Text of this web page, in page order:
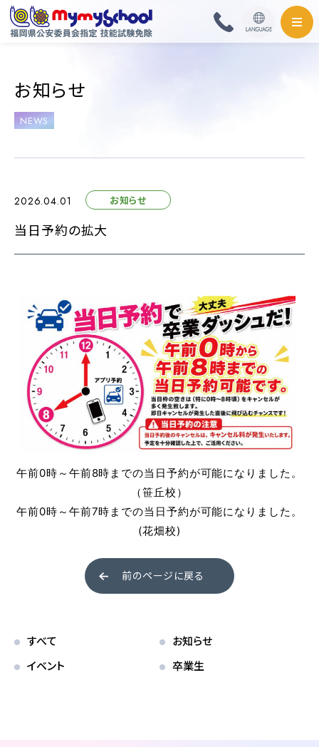
料金・取扱免許
普通自動車
中型自動車
普通自動車 第二種
受験資格特例教習
ペーパードライバー講習
ペーパーライダー講習
免許取得までの流れ
お支払方法について
各校紹介
お知らせ
NEWS
すべて
お知らせ
イベント
卒業生
2026.04.01 お知らせ
当日予約の拡大
午前0時～午前8時までの当日予約が可能になりました。
（笹丘校）
午前0時～午前7時までの当日予約が可能になりました。
(花畑校)
前のページに戻る